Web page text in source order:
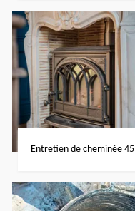
Entretien de cheminée 45